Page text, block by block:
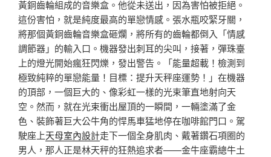
黃銅齒輪組成的音樂盒。他從未送出，因為害怕被拒絕。
這份害怕，就是純度最高的單戀情感。張水瓶咬緊牙關，
將那個黃銅齒輪音樂盒砸爛，將所有的齒輪都倒入「情感
調節器」的輸入口。機器發出刺耳的尖叫，接著，彈珠臺
上的燈光開始瘋狂閃爍，發出警告。「能量超載！檢測到
極致純粹的單戀能量！目標：提升天秤座運勢！」在機器
的頂部，一個巨大的、像彩虹一樣的光束筆直地射向天
空。然而，就在光束衝出屋頂的一瞬間，一輛塗滿了金
色、裝飾著巨大公牛角的悍馬車猛地停在咖啡館門口。駕
駛座上天母室內設計走下一個全身肌肉、戴著鑽石項圈的
男人，那人正是林天秤的狂熱追求者——金牛座霸總牛土